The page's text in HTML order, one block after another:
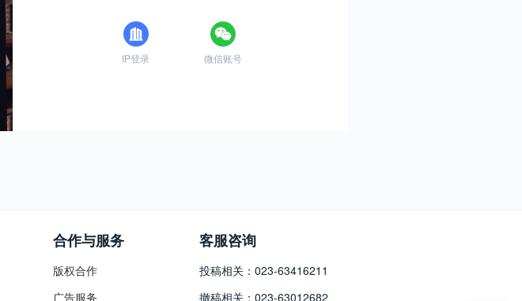
IP登录 微信账号
合作与服务
版权合作
广告服务
客服咨询
投稿相关：023-63416211
撤稿相关：023-63012682